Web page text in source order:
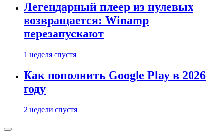
Легендарный плеер из нулевых
возвращается: Winamp
перезапускают
1 неделя спустя
Как пополнить Google Play в 2026
году
2 недели спустя